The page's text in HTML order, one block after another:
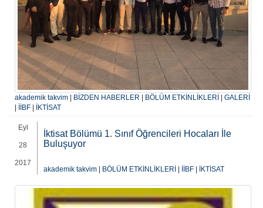
akademik takvim | BİZDEN HABERLER | BÖLÜM ETKİNLİKLERİ | GALERİ
| İİBF | İKTİSAT
Eyl
28
2017
İktisat Bölümü 1. Sınıf Öğrencileri Hocaları İle
Buluşuyor
akademik takvim | BÖLÜM ETKİNLİKLERİ | İİBF | İKTİSAT